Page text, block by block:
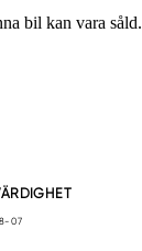
bil kan vara såld.